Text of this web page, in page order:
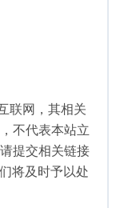
联网，其相关
不代表本站立
提交相关链接
将及时予以处